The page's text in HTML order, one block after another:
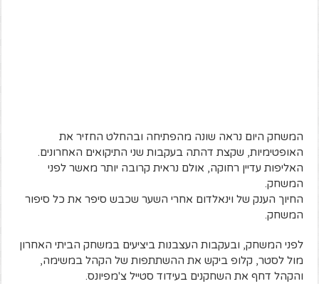
המשחק היום נראה שונה מהפתיחה ובהחלט החזיר את
האופטימיות, שקצת דהתה בעקבות שני התיקואים האחרונים.
האליפות עדיין רחוקה, אולם נראית קרובה יותר מאשר לפני
המשחק.
החיוך הענק של וינאלדום אחרי השער שכבש סיפר את כל סיפור
המשחק.
לפני המשחק, ובעקבות העצבנות ביציעים במשחק הביתי האחרון
מול לסטר, קלופ ביקש את ההשתתפות של הקהל במשימה,
והקהל דחף את השחקנים בעידוד סטייל צ'מפיונס.